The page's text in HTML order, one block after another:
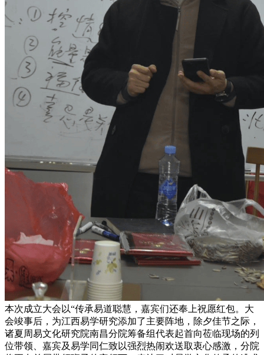
本次成立大会以“传承易道聪慧，嘉宾们还奉上祝愿红包。大
会竣事后，为江西易学研究添加了主要阵地，除夕佳节之际，
诸夏周易文化研究院南昌分院筹备组代表起首向莅临现场的列
位带领、嘉宾及易学同仁致以强烈热闹欢送取衷心感激，分院